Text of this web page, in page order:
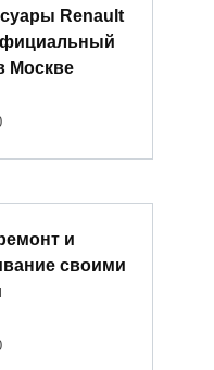
Renault
Москве
и
своими